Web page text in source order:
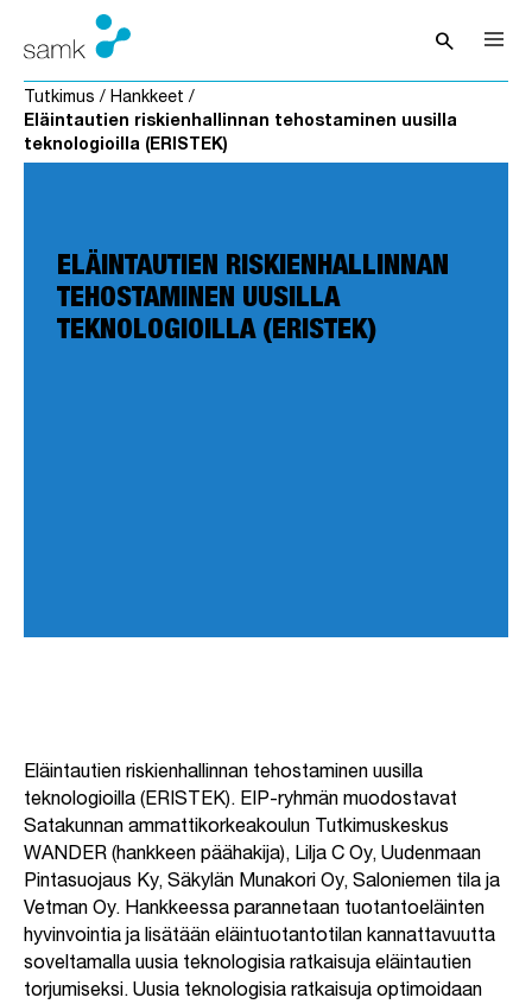
Siirry sisältöön
searchAvaa haku
Tutkimus / Hankkeet /
Eläintautien riskienhallinnan tehostaminen uusilla
teknologioilla (ERISTEK)
ELÄINTAUTIEN RISKIENHALLINNAN
TEHOSTAMINEN UUSILLA
TEKNOLOGIOILLA (ERISTEK)
Eläintautien riskienhallinnan tehostaminen uusilla
teknologioilla (ERISTEK). EIP-ryhmän muodostavat
Satakunnan ammattikorkeakoulun Tutkimuskeskus
WANDER (hankkeen päähakija), Lilja C Oy, Uudenmaan
Pintasuojaus Ky, Säkylän Munakori Oy, Saloniemen tila ja
Vetman Oy. Hankkeessa parannetaan tuotantoeläinten
hyvinvointia ja lisätään eläintuotantotilan kannattavuutta
soveltamalla uusia teknologisia ratkaisuja eläintautien
torjumiseksi. Uusia teknologisia ratkaisuja optimoidaan